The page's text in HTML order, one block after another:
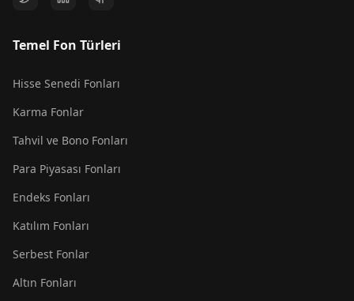
Temel Fon Türleri
Hisse Senedi Fonları
Karma Fonlar
Tahvil ve Bono Fonları
Para Piyasası Fonları
Endeks Fonları
Katılım Fonları
Serbest Fonlar
Altın Fonları